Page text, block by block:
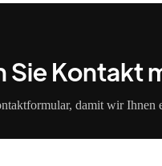
Sie Kontakt
damit wir